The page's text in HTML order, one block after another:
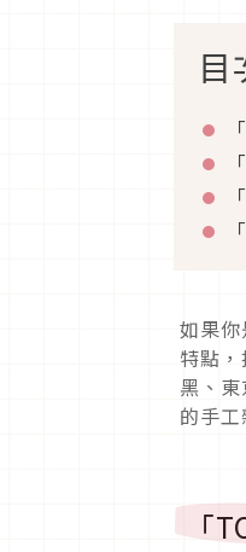
目
如果
特點
黑、
的手工
「